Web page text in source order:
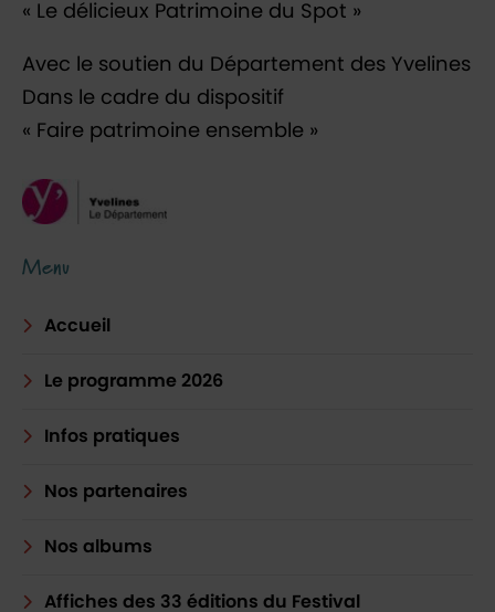
« Le délicieux Patrimoine du Spot »
Avec le soutien du Département des Yvelines
Dans le cadre du dispositif
« Faire patrimoine ensemble »
Menu
Accueil
Le programme 2026
Infos pratiques
Nos partenaires
Nos albums
Affiches des 33 éditions du Festival